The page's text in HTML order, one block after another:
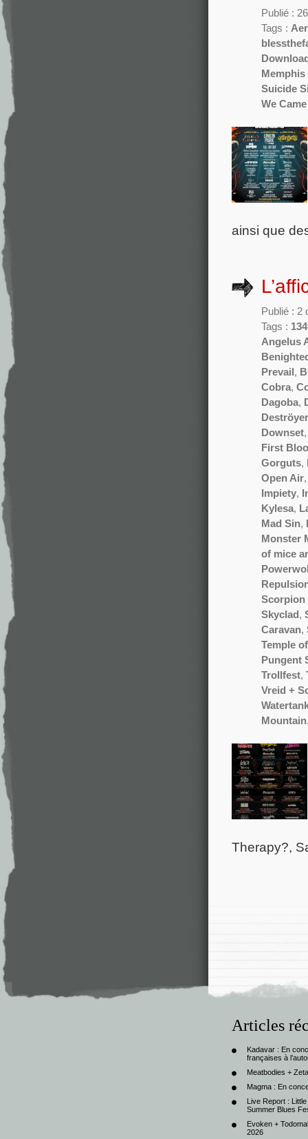
Publié :
Tags :
Suicide
We
ainsi que
Publié : 2
Tags :
Angelus
Prevail ,
Cobra,
Dagoba,
Downset
First
Gorguts,
Open Air
Impiety,
Kylesa,
Mad Sin,
Monster
of mice
Scorpion
Skyclad ,
Caravan,
Temple
Pungent
Trollfest,
Vreid +
Mountain
Therapy?,
Articles
Kadavar : En
françaises à
Meatbodies +
Magma : En
Live Report :
Summer Blues
Evoken +
2026